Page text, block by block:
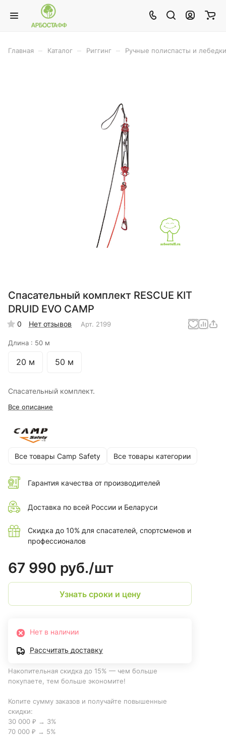
Главная Каталог Риггинг Ручные полиспасты и лебедки
Спасательный комплект RESCUE KIT
DRUID EVO CAMP
0 Нет отзывов Арт. 2199
Длина : 50 м
20 м 50 м
Спасательный комплект.
Все описание
Все товары Camp Safety Все товары категории
Гарантия качества от производителей
Доставка по всей России и Беларуси
Скидка до 10% для спасателей, спортсменов и
профессионалов
67 990 руб./шт
Узнать сроки и цену
Нет в наличии
Рассчитать доставку
Накопительная скидка до 15% — чем больше
покупаете, тем больше экономите!
Копите сумму заказов и получайте повышенные
скидки:
30 000 ₽ → 3%
70 000 ₽ → 5%